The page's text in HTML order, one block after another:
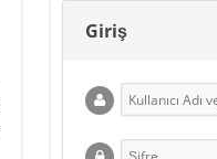
Hakkında
Bilinmeyenler
Giriş